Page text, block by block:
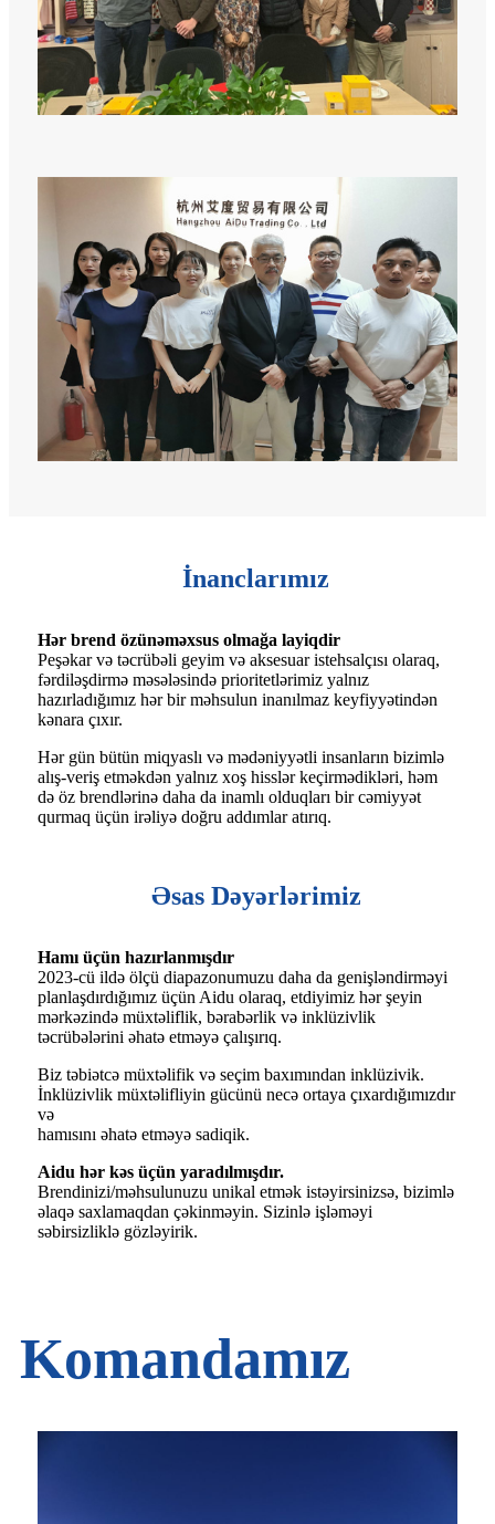
İnanclarımız
Hər brend özünəməxsus olmağa layiqdir
Peşəkar və təcrübəli geyim və aksesuar istehsalçısı olaraq,
fərdiləşdirmə məsələsində prioritetlərimiz yalnız
hazırladığımız hər bir məhsulun inanılmaz keyfiyyətindən
kənara çıxır.
Hər gün bütün miqyaslı və mədəniyyətli insanların bizimlə
alış-veriş etməkdən yalnız xoş hisslər keçirmədikləri, həm
də öz brendlərinə daha da inamlı olduqları bir cəmiyyət
qurmaq üçün irəliyə doğru addımlar atırıq.
Əsas Dəyərlərimiz
Hamı üçün hazırlanmışdır
2023-cü ildə ölçü diapazonumuzu daha da genişləndirməyi
planlaşdırdığımız üçün Aidu olaraq, etdiyimiz hər şeyin
mərkəzində müxtəliflik, bərabərlik və inklüzivlik
təcrübələrini əhatə etməyə çalışırıq.
Biz təbiətcə müxtəlifik və seçim baxımından inklüzivik.
İnklüzivlik müxtəlifliyin gücünü necə ortaya çıxardığımızdır
və
hamısını əhatə etməyə sadiqik.
Aidu hər kəs üçün yaradılmışdır.
Brendinizi/məhsulunuzu unikal etmək istəyirsinizsə, bizimlə
əlaqə saxlamaqdan çəkinməyin. Sizinlə işləməyi
səbirsizliklə gözləyirik.
Komandamız